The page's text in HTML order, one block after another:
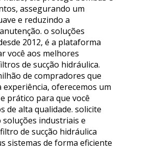
assegurando um
e reduzindo a
o soluções
2012, é a plataforma
você aos melhores
de sucção hidráulica.
de compradores que
experiência, oferecemos um
prático para que você
de alta qualidade. solicite
industriais e
de sucção hidráulica
sistemas de forma eficiente